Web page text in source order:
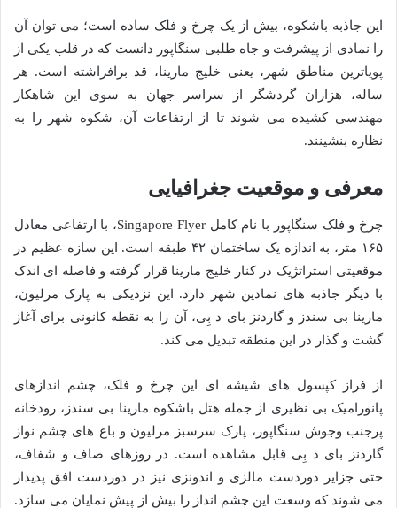
این جاذبه باشکوه، بیش از یک چرخ و فلک ساده است؛ می توان آن
را نمادی از پیشرفت و جاه طلبی سنگاپور دانست که در قلب یکی از
پویاترین مناطق شهر، یعنی خلیج مارینا، قد برافراشته است. هر
ساله، هزاران گردشگر از سراسر جهان به سوی این شاهکار
مهندسی کشیده می شوند تا از ارتفاعات آن، شکوه شهر را به
نظاره بنشینند.
معرفی و موقعیت جغرافیایی
چرخ و فلک سنگاپور با نام کامل Singapore Flyer، با ارتفاعی معادل
۱۶۵ متر، به اندازه یک ساختمان ۴۲ طبقه است. این سازه عظیم در
موقعیتی استراتژیک در کنار خلیج مارینا قرار گرفته و فاصله ای اندک
با دیگر جاذبه های نمادین شهر دارد. این نزدیکی به پارک مرلیون،
مارینا بی سندز و گاردنز بای د بِی، آن را به نقطه کانونی برای آغاز
گشت و گذار در این منطقه تبدیل می کند.
از فراز کپسول های شیشه ای این چرخ و فلک، چشم اندازهای
پانورامیک بی نظیری از جمله هتل باشکوه مارینا بی سندز، رودخانه
پرجنب وجوش سنگاپور، پارک سرسبز مرلیون و باغ های چشم نواز
گاردنز بای د بِی قابل مشاهده است. در روزهای صاف و شفاف،
حتی جزایر دوردست مالزی و اندونزی نیز در دوردست افق پدیدار
می شوند که وسعت این چشم انداز را بیش از پیش نمایان می سازد.